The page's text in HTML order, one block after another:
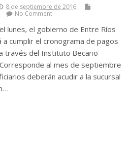
8 de septiembre de 2016
No Comment
lunes, el gobierno de Entre Ríos
a cumplir el cronograma de pagos
través del Instituto Becario
al mes de septiembre
deberán acudir a la sucursal